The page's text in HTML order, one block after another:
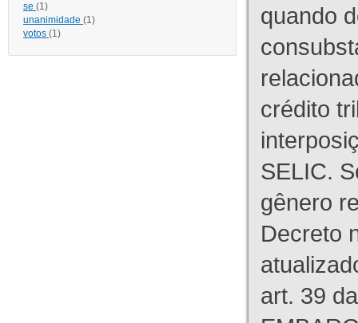
se (1)
unanimidade (1)
votos (1)
quando
crédito
SELIC.
gênero
Decreto
art. 39